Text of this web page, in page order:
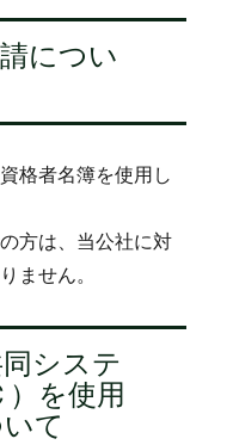
につい
格者名簿を使用し
方は、当公社に対
ません。
システ
）を使用
て